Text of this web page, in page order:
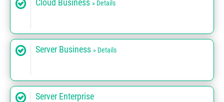
Cloud Business » Details
Server Business » Details
Server Enterprise